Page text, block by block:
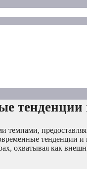
темпами,
тенденции
охватывая как